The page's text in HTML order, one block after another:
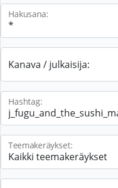
Hakusana:
Kanava / julkaisija:
Hashtag:
Teemakeräykset: